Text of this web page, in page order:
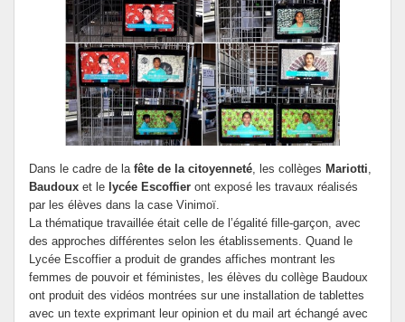
Dans le cadre de la fête de la citoyenneté, les collèges Mariotti,
Baudoux et le lycée Escoffier ont exposé les travaux réalisés
par les élèves dans la case Vinimoï.
La thématique travaillée était celle de l’égalité fille-garçon, avec
des approches différentes selon les établissements. Quand le
Lycée Escoffier a produit de grandes affiches montrant les
femmes de pouvoir et féministes, les élèves du collège Baudoux
ont produit des vidéos montrées sur une installation de tablettes
avec un texte exprimant leur opinion et du mail art échangé avec